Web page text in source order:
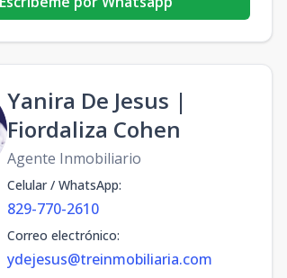
Yanira De Jesus |
Fiordaliza Cohen
Agente Inmobiliario
Celular / WhatsApp:
829-770-2610
Correo electrónico:
ydejesus@treinmobiliaria.com